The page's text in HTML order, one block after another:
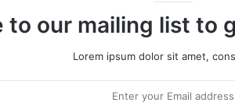
to our mailing list to
Lorem ipsum dolor sit amet,